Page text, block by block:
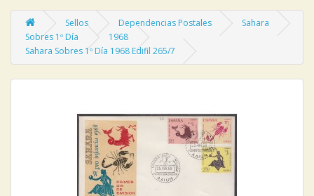
Sellos Dependencias Postales
Sahara
Sobres 1º Día
1968
Sahara Sobres 1º Día 1968 Edifil 265/7